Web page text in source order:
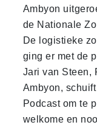
Ambyon
de Nationale
De logistieke
ging er met de
Jari van Steen,
Ambyon,
Podcast om te
welkome en